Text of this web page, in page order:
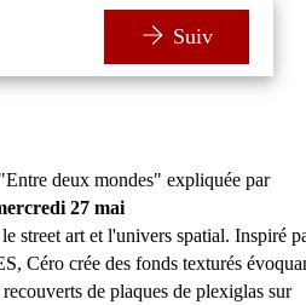
Suiv
deux mondes" expliquée par
27 mai
street art et l'univers spatial. Inspiré
Céro crée des fonds texturés
de plaques de plexiglas sur